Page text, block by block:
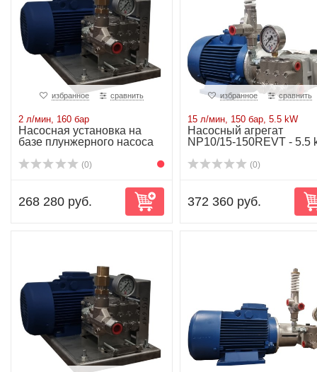
избранное сравнить
2 л/мин, 160 бар
Насосная установка на
базе плунжерного насоса
(0)
268 280 руб.
избранное сравнить
15 л/мин, 150 бар, 5.5 kW
Насосный агрегат
NP10/15-150REVT - 5.5
(0)
372 360 руб.